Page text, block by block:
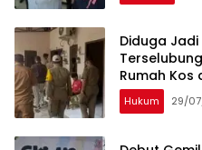
Diduga
Rumah Kos
Hukum 29/